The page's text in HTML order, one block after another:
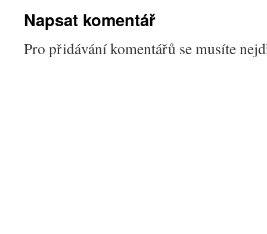
Napsat komentář
Pro přidávání komentářů se musíte